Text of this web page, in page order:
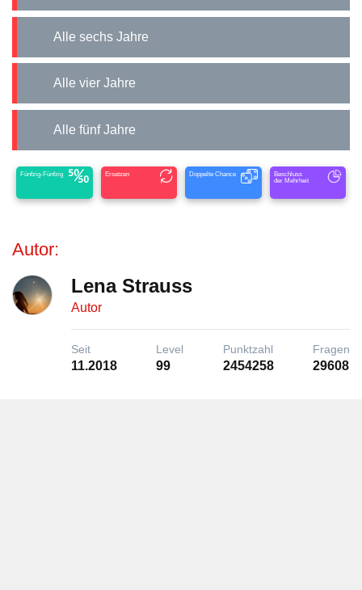
Alle sechs Jahre
Alle vier Jahre
Alle fünf Jahre
Fünfzig-Fünfzig Ersetzen Doppelte Chance
Beschluss
der Mehrheit
Autor:
Lena Strauss
Autor
Seit
11.2018
Level
99
Punktzahl
2454258
Fragen
29608